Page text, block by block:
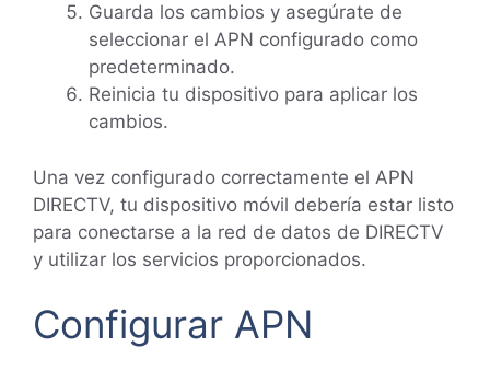
Guarda los cambios y asegúrate de
seleccionar el APN configurado como
predeterminado.
Reinicia tu dispositivo para aplicar los
cambios.
Una vez configurado correctamente el APN
DIRECTV, tu dispositivo móvil debería estar listo
para conectarse a la red de datos de DIRECTV
y utilizar los servicios proporcionados.
Configurar APN